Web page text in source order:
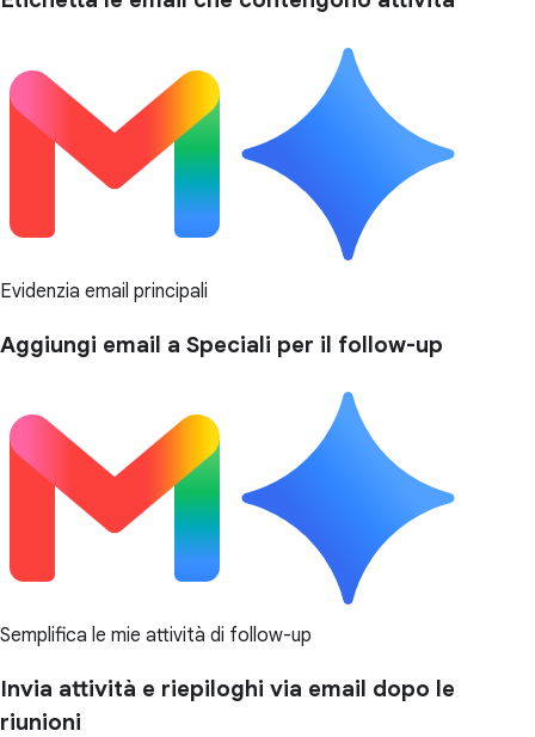
Evidenzia email principali
Aggiungi email a Speciali per il follow-up
Semplifica le mie attività di follow-up
Invia attività e riepiloghi via email dopo le
riunioni